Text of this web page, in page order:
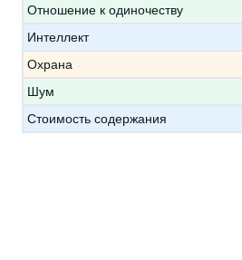
Отношение к одиночеству
Интеллект
Охрана
Шум
Стоимость содержания